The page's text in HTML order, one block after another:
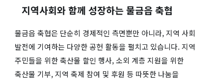
지역사회와 함께 성장하는 물금읍 축협
물금읍 축협은 단순히 경제적인 측면뿐만 아니라, 지역 사회
발전에 기여하는 다양한 공헌 활동을 펼치고 있습니다. 지역
주민들을 위한 축산물 할인 행사, 소외 계층 지원을 위한
축산물 기부, 지역 축제 참여 및 후원 등 따뜻한 나눔을